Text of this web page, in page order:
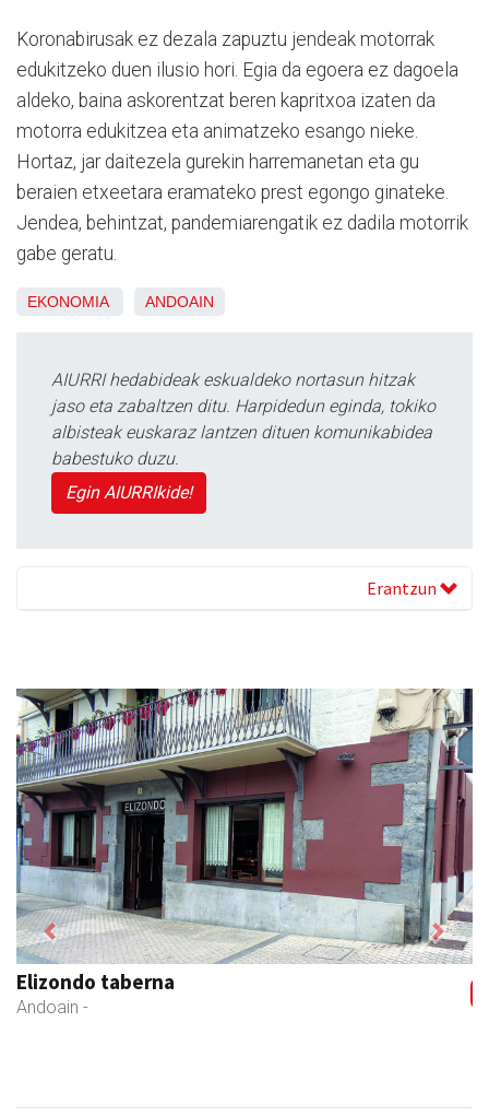
Koronabirusak ez dezala zapuztu jendeak motorrak
edukitzeko duen ilusio hori. Egia da egoera ez dagoela
aldeko, baina askorentzat beren kapritxoa izaten da
motorra edukitzea eta animatzeko esango nieke.
Hortaz, jar daitezela gurekin harremanetan eta gu
beraien etxeetara eramateko prest egongo ginateke.
Jendea, behintzat, pandemiarengatik ez dadila motorrik
gabe geratu.
EKONOMIA ANDOAIN
AIURRI hedabideak eskualdeko nortasun hitzak
jaso eta zabaltzen ditu. Harpidedun eginda, tokiko
albisteak euskaraz lantzen dituen komunikabidea
babestuko duzu.
Egin AIURRIkide!
Erantzun
Elizondo taberna
Andoain -
Previous Next